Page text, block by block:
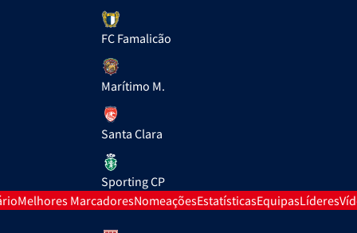
FC Famalicão
Marítimo M.
Santa Clara
Sporting CP
Melhores MarcadoresNomeaçõesEstatísticasEquipasLíderes